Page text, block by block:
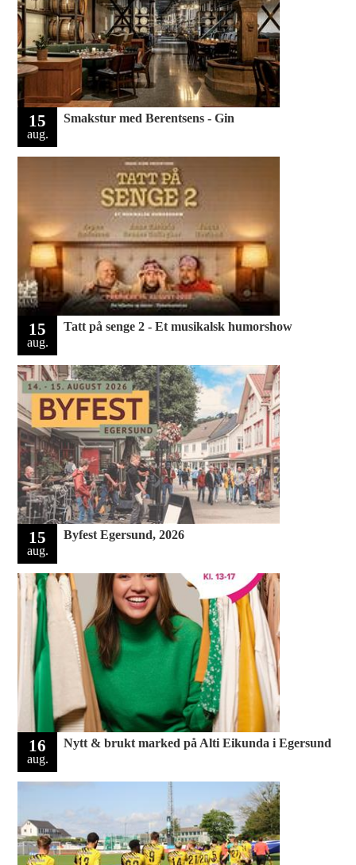
15
aug.
Smakstur med Berentsens - Gin
15
aug.
Tatt på senge 2 - Et musikalsk humorshow
15
aug.
Byfest Egersund, 2026
16
aug.
Nytt & brukt marked på Alti Eikunda i Egersund